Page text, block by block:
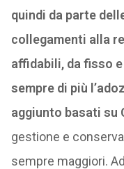
quindi da parte
collegamenti alla
affidabili, da fisso
sempre di più
aggiunto basati su
gestione e
sempre maggiori.